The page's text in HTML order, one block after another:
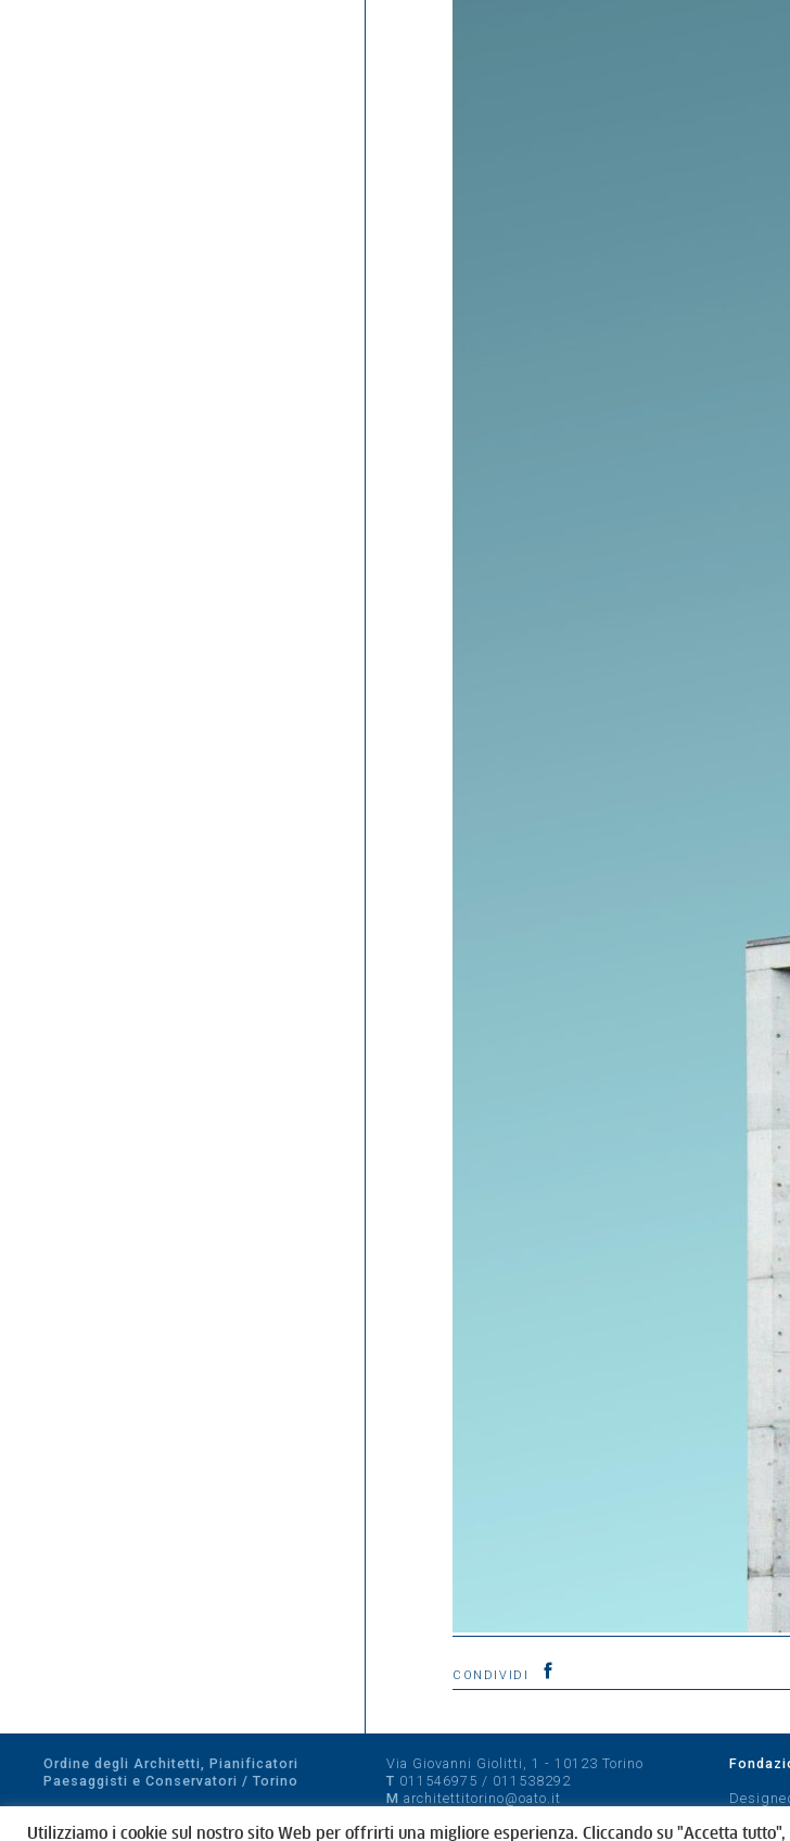
CONDIVIDI
Ordine degli Architetti, Pianificatori
Paesaggisti e Conservatori / Torino
Via Giovanni Giolitti, 1 - 10123 Torino
T 011546975 / 011538292
M architettitorino@oato.it
Utilizziamo i cookie sul nostro sito Web per offrirti una migliore esperienza. Cliccando su "Accetta tutto",